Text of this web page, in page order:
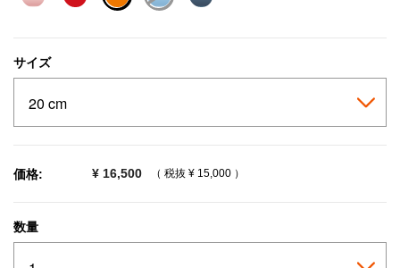
サイズ
価格: ¥ 16,500 （ 税抜 ¥ 15,000 ）
数量